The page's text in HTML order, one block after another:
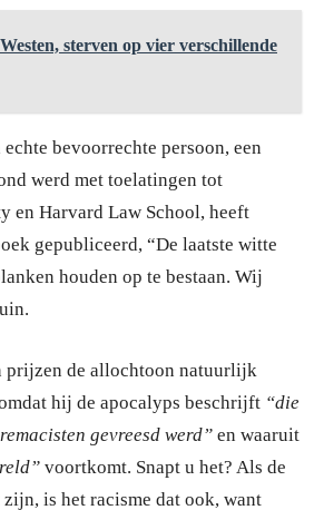
sterven op vier verschillende
bevoorrechte persoon, een
werd met toelatingen tot
en Harvard Law School, heeft
gepubliceerd, “De laatste witte
houden op te bestaan. Wij
prijzen de allochtoon natuurlijk
hij de apocalyps beschrijft “die
gevreesd werd” en waaruit
voortkomt. Snapt u het? Als de
is het racisme dat ook, want